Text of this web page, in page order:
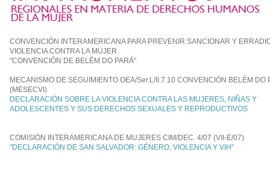
CONVENCIÓN INTERAMERICANA PARA PREVENIR SANCIONAR Y
VIOLENCIA CONTRA LA MUJER
"CONVENCIÓN DE BELÉM DO PARÁ"
MECANISMO DE SEGUIMIENTO OEA/Ser.L/II.7.10 CONVENCIÓN BELÉM DO
(MESECVI)
DECLARACIÓN SOBRE LA VIOLENCIA CONTRA LAS MUJERES, NIÑAS Y
ADOLESCENTES Y SUS DERECHOS SEXUALES Y REPRODUCTIVOS
COMISIÓN INTERAMERICANA DE MUJERES CIM/DEC. 4/07 (VII-E/07)
"DECLARACIÓN DE SAN SALVADOR: GÉNERO, VIOLENCIA Y VIH"